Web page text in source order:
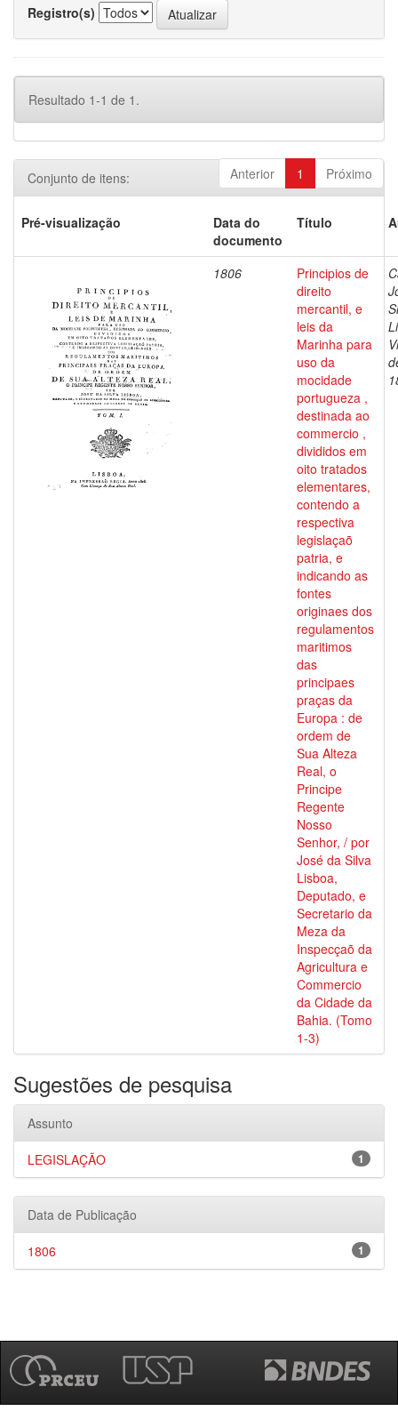
Registro(s)
Resultado 1-1 de 1.
Anterior 1 Próximo
Conjunto de itens:
Pré-visualização
Data do
documento
Título
1806
Principios de
direito
mercantil, e
leis da
Marinha para
uso da
mocidade
portugueza ,
destinada ao
commercio ,
divididos em
oito tratados
elementares,
contendo a
respectiva
legislaçaõ
patria, e
indicando as
fontes
originaes dos
regulamentos
maritimos
das
principaes
praças da
Europa : de
ordem de
Sua Alteza
Real, o
Principe
Regente
Nosso
Senhor, / por
José da Silva
Lisboa,
Deputado, e
Secretario da
Meza da
Inspecçaõ da
Agricultura e
Commercio
da Cidade da
Bahia. (Tomo
1-3)
Sugestões de pesquisa
Assunto
1
LEGISLAÇÃO
Data de Publicação
1
1806